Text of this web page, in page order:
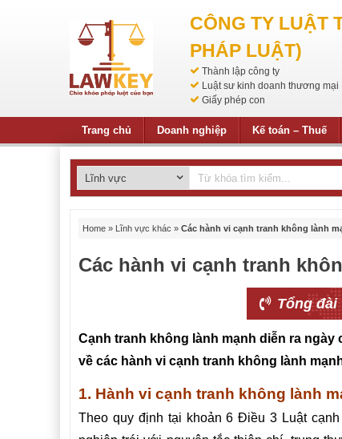
CÔNG TY LUẬT
PHÁP LUẬT)
Thành lập công ty
Luật sư kinh doanh thương mại
Giấy phép con
Trang chủ Doanh nghiệp Kế toán – Thuế
Home » Lĩnh vực khác » Các hành vi cạnh tranh không lành
Các hành vi cạnh tranh
Tổng đài
Cạnh tranh không lành mạnh diễn ra
về các hành vi cạnh tranh không lành
1. Hành vi cạnh tranh không lành
Theo quy định tại khoản 6 Điều 3 Luật